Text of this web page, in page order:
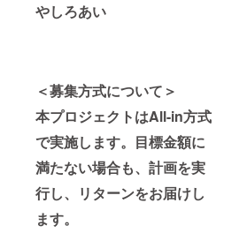
やしろあい
＜募集方式について＞
本プロジェクトはAll-in方式
で実施します。目標金額に
満たない場合も、計画を実
行し、リターンをお届けし
ます。